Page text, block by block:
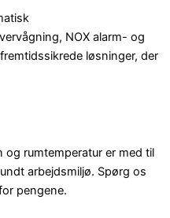
NOX alarm- og
løsninger, der
og rumtemperatur er med til
arbejdsmiljø. Spørg os
pengene.